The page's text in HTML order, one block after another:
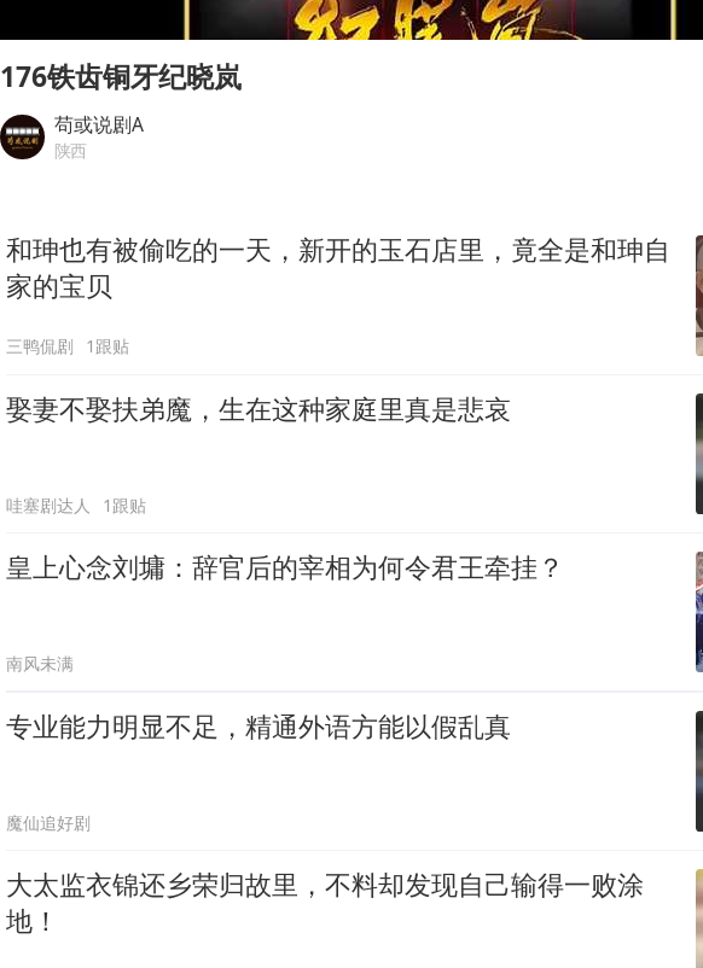
“中国蔬菜之乡”最高温达41.8℃
“不建议大家买深色蛋糕”
176铁齿铜牙纪晓岚
苟或说剧A
陕西
和珅也有被偷吃的一天，新开的玉石店里，竟全是和珅自
家的宝贝
三鸭侃剧 1跟贴
娶妻不娶扶弟魔，生在这种家庭里真是悲哀
哇塞剧达人 1跟贴
皇上心念刘墉：辞官后的宰相为何令君王牵挂？
南风未满
专业能力明显不足，精通外语方能以假乱真
魔仙追好剧
大太监衣锦还乡荣归故里，不料却发现自己输得一败涂
地！